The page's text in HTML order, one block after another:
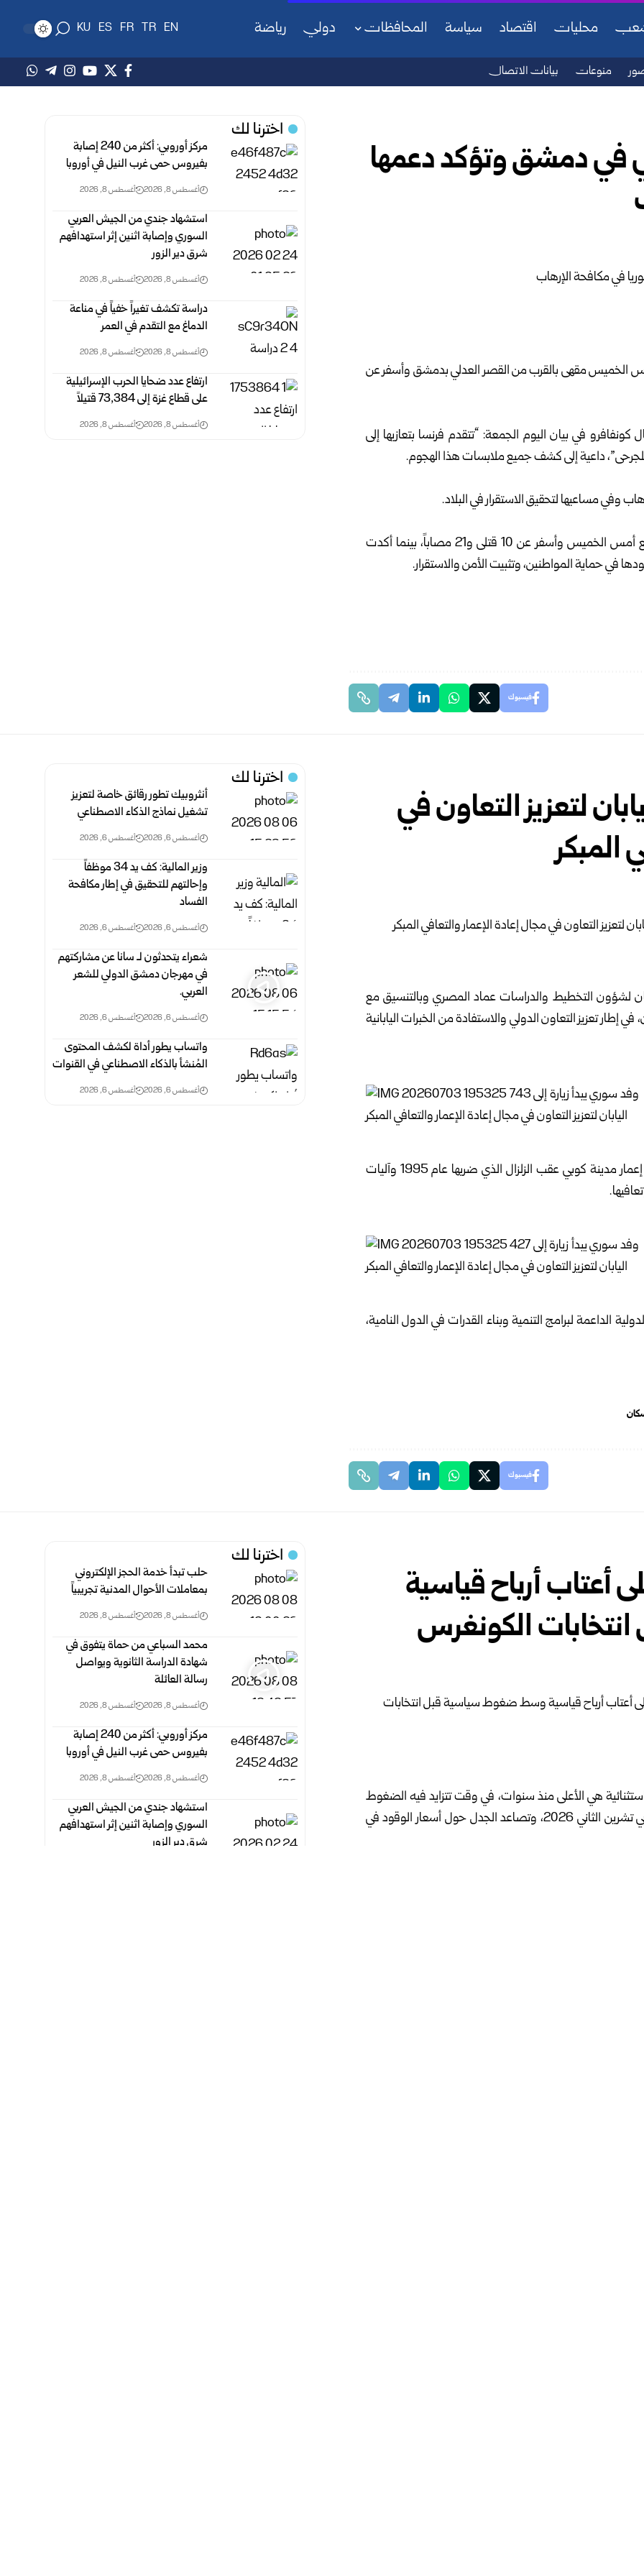
محليات اقتصاد سياسة المحافظات دولي رياضة EN
TR
FR
ES
KU
منوعات بيانات الاتصال
في دمشق وتؤكد دعمها
أمس الخميس مقهى بالقرب من القصر العدلي بدمشق وأسفر عن
في بيان اليوم الجمعة: “تتقدم فرنسا بتعازيها إلى
داعية إلى كشف جميع ملابسات هذا الهجوم.
وفي مساعيها لتحقيق الاستقرار في البلاد.
وتتوالى الإدانات العربية والدولية للتفجير الإرهابي، الذي وقع أمس الخميس وأسفر عن 10 قتلى و21 مصاباً، بينما أكدت
في حماية المواطنين، وتثبيت الأمن والاستقرار.
فيسبوك
اخترنا لك
مركز أوروبي: أكثر من 240 إصابة
بفيروس حمى غرب النيل في أوروبا
أغسطس 8, 2026 أغسطس 8, 2026
استشهاد جندي من الجيش العربي
السوري وإصابة اثنين إثر ‏استهدافهم
شرق دير الزور ‏
أغسطس 8, 2026 أغسطس 8, 2026
دراسة تكشف تغيراً خفياً في مناعة
الدماغ مع التقدم في العمر
أغسطس 8, 2026 أغسطس 8, 2026
ارتفاع عدد ضحايا الحرب الإسرائيلية
على قطاع غزة ‏إلى 73,384 ‏قتيلاً‎ ‎
أغسطس 8, 2026 أغسطس 8, 2026
لتعزيز التعاون في
المبكر
لشؤون التخطيط والدراسات عماد المصري وبالتنسيق مع
في إطار تعزيز التعاون الدولي والاستفادة من الخبرات اليابانية
واستهل الوفد زيارته بالاطلاع على التجربة اليابانية في إعادة إعمار مدينة كوبي عقب الزلزال الذي ضربها عام 1995 وآليات
الداعمة لبرامج التنمية وبناء القدرات في الدول النامية،
فيسبوك
اخترنا لك
أنثروبيك تطور رقائق خاصة لتعزيز
تشغيل نماذج الذكاء الاصطناعي
أغسطس 6, 2026 أغسطس 6, 2026
وزير المالية: كف يد 34 موظفاً
وإحالتهم للتحقيق في إطار مكافحة
الفساد
أغسطس 6, 2026 أغسطس 6, 2026
شعراء يتحدثون لـ سانا عن مشاركتهم
في مهرجان دمشق الدولي للشعر
العربي.
أغسطس 6, 2026 أغسطس 6, 2026
واتساب يطور أداة لكشف المحتوى
المُنشأ بالذكاء الاصطناعي في القنوات
أغسطس 6, 2026 أغسطس 6, 2026
أعتاب أرباح قياسية
الكونغرس
هي الأعلى منذ سنوات، في وقت تتزايد فيه الضغوط
السياسية مع اقتراب انتخابات التجديد النصفي للكونغرس في تشرين الثاني 2026، وتصاعد الجدل حول أسعار الوقود في
اخترنا لك
حلب تبدأ خدمة الحجز الإلكتروني
بمعاملات الأحوال ‏المدنية تجريبياً
أغسطس 8, 2026 أغسطس 8, 2026
محمد السباعي من حماة يتفوق في
شهادة الدراسة الثانوية ويواصل
رسالة العائلة
أغسطس 8, 2026 أغسطس 8, 2026
مركز أوروبي: أكثر من 240 إصابة
بفيروس حمى غرب النيل في أوروبا
أغسطس 8, 2026 أغسطس 8, 2026
استشهاد جندي من الجيش العربي
السوري وإصابة اثنين إثر ‏استهدافهم
شرق دير الزور ‏